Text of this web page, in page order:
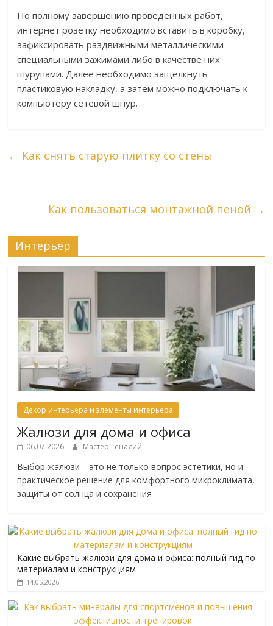
По полному завершению проведенных работ,
интернет розетку необходимо вставить в коробку,
зафиксировать раздвижными металлическими
специальными зажимами либо в качестве них
шурупами. Далее необходимо защелкнуть
пластиковую накладку, а затем можно подключать к
компьютеру сетевой шнур.
← Как снять старую плитку со стены
Как пользоваться монтажной пеной →
Интерьер
Декор интерьера и элементы интерьера
Жалюзи для дома и офиса
06.07.2026 Мастер Генадий
Выбор жалюзи – это не только вопрос эстетики, но и
практическое решение для комфортного микроклимата,
защиты от солнца и сохранения
Какие выбрать жалюзи для дома и офиса: полный гид по
материалам и конструкциям
14.05.2026